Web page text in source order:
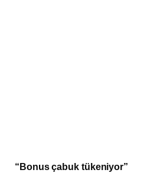
“Bonus çabuk tükeniyor”